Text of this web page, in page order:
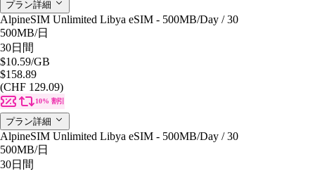
プラン詳細
AlpineSIM Unlimited Libya eSIM - 500MB/Day / 30
500MB/日
30日間
$10.59/GB
$158.89
(CHF 129.09)
10% 割引
プラン詳細
AlpineSIM Unlimited Libya eSIM - 500MB/Day / 30
500MB/日
30日間